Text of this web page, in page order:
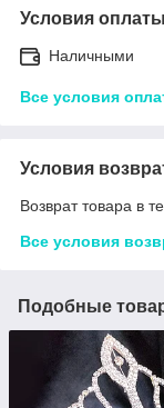
Условия оплаты
Наличными
Все условия
Условия
Возврат товара в
Все условия
Подобные